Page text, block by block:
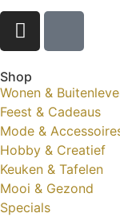
Shop
Wonen &
Feest & Cadeaus
Mode &
Hobby & Creatief
Keuken & Tafelen
Mooi & Gezond
Specials